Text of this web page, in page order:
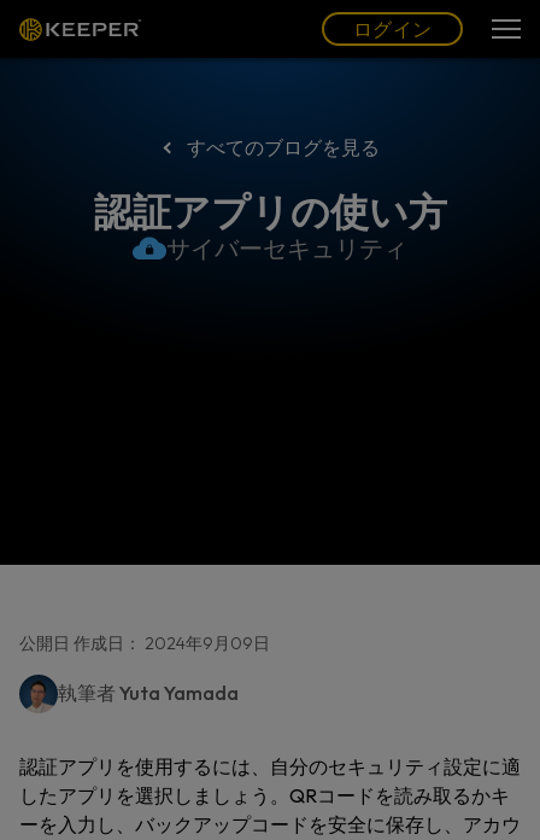
グ (JP)
ログイン
すべてのブログを見る
認証アプリの使い方
サイバーセキュリティ
公開日 作成日： 2024年9月09日
執筆者 Yuta Yamada
認証アプリを使用するには、自分のセキュリティ設定に適
したアプリを選択しましょう。QRコードを読み取るかキ
ーを入力し、バックアップコードを安全に保存し、アカウ